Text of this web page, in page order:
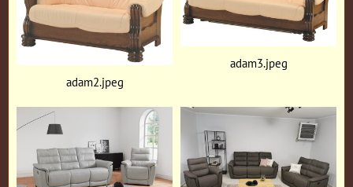
adam2.jpeg
adam3.jpeg